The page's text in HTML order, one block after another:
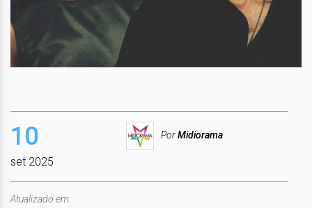
10
set 2025
PorMidiorama
Atualizado em: